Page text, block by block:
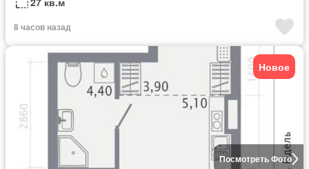
8 часов назад
Посмотреть Фото
Новое